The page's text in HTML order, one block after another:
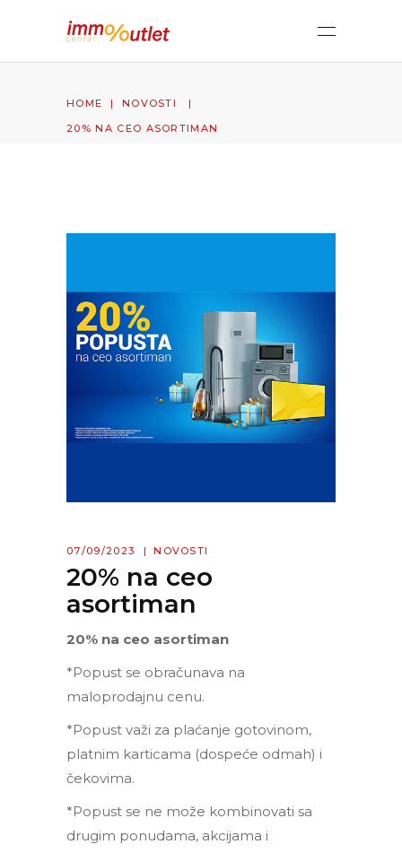
HOME | NOVOSTI |
20% NA CEO ASORTIMAN
07/09/2023 NOVOSTI
20% na ceo
asortiman
20% na ceo asortiman
*Popust se obračunava na
maloprodajnu cenu.
*Popust važi za plaćanje gotovinom,
platnim karticama (dospeće odmah) i
čekovima.
*Popust se ne može kombinovati sa
drugim ponudama, akcijama i